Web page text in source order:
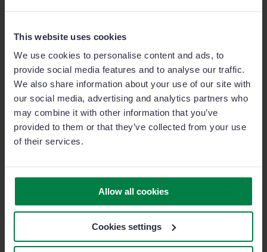
This website uses cookies
We use cookies to personalise content and ads, to
provide social media features and to analyse our traffic.
We also share information about your use of our site with
our social media, advertising and analytics partners who
may combine it with other information that you’ve
provided to them or that they’ve collected from your use
of their services.
Allow all cookies
Cookies settings
L’implantation de Sage Sales Management a été
accompagnée de nombreux avantages. Désormais,
Auto 88 planifie mieux son activité commerciale et
peut également savoir d’où vient le client, ce qu’il
recherche, quel type de moteur il souhaite, quelle
marque, « s’il cherche un véhicule hybride, électrique,
hybride rechargeable, essence, etc. ».
Les ventes ont enregistré une hausse exponentielle. Ils
ont même pu perfectionner l’outil et l’adapter aux
Sales Management.